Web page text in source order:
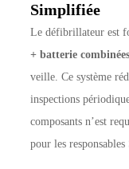
Simplifiée
Le défibrillateur est
+ batterie
veille. Ce système
inspections
composants n’est
pour les responsables